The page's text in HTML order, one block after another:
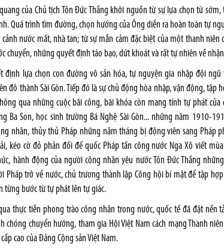
của Chủ tịch Tôn Đức Thắng khởi nguồn từ sự lựa chọn từ
Quá trình tìm đường, chọn hướng của Ông diễn ra hoàn toàn tự
nước mất, nhà tan; từ sự mẫn cảm đặc biệt của một thanh
chuyển, những quyết định táo bạo, dứt khoát và rất tự nhiên về
định lựa chọn con đường vô sản hóa, tự nguyện gia nhập đội
đô thành Sài Gòn. Tiếp đó là sự chủ động hòa nhập, vận động,
qua những cuộc bãi công, bãi khóa còn mang tính tự phát của
Ba Son, học sinh trường Bá Nghệ Sài Gòn... những năm 1910-
nhân, thủy thủ Pháp những năm tháng bị động viên sang Pháp
kéo cờ đỏ phản đối đế quốc Pháp tấn công nước Nga Xô viết
hành động của người công nhân yêu nước Tôn Đức Thắng
Pháp trở về nước, chủ trương thành lập Công hội bí mật để tập
từng bước từ tự phát lên tự giác.
thực tiễn phong trào công nhân trong nước, quốc tế đã đặt nền
chóng chuyển hướng, tham gia Hội Việt Nam cách mạng Thanh
cao của Đảng Cộng sản Việt Nam.